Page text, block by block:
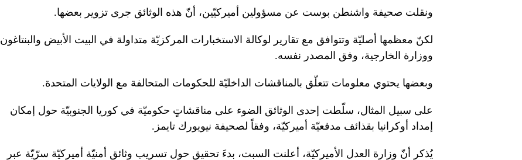
ونقلت صحيفة واشنطن بوست عن مسؤولين أميركيّين، أنّ هذه الوثائق جرى تزوير بعضها.
لكنّ معظمها أصليّة وتتوافق مع تقارير لوكالة الاستخبارات المركزيّة متداولة في البيت الأبيض والبنتاغون
ووزارة الخارجية، وفق المصدر نفسه.
وبعضها يحتوي معلومات تتعلّق بالمناقشات الداخليّة للحكومات المتحالفة مع الولايات المتحدة.
على سبيل المثال، سلّطت إحدى الوثائق الضوء على مناقشاتٍ حكوميّة في كوريا الجنوبيّة حول إمكان
إمداد أوكرانيا بقذائف مدفعيّة أميركيّة، وفقاً لصحيفة نيويورك تايمز.
يُذكر أنّ وزارة العدل الأميركيّة، أعلنت السبت، بدءَ تحقيقٍ حول تسريب وثائق أمنيّة أميركيّة سرّيّة عبر